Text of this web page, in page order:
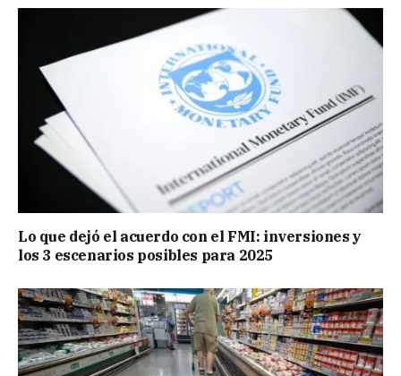
Lo que dejó el acuerdo con el FMI: inversiones y
los 3 escenarios posibles para 2025